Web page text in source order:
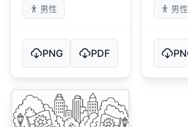
男性
PNG PDF
男性